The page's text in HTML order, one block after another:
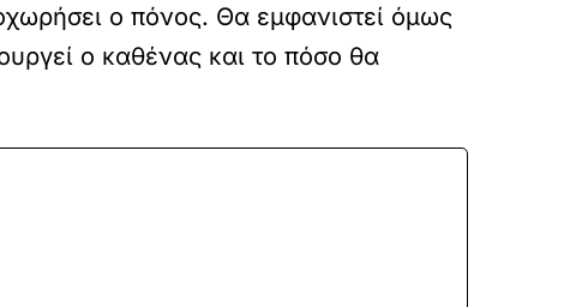
ο πόνος. Θα εμφανιστεί όμως
ο καθένας και το πόσο θα